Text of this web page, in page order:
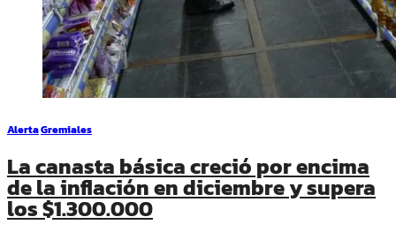
AlertaGremiales
La canasta básica creció por encima
de la inflación en diciembre y supera
los $1.300.000